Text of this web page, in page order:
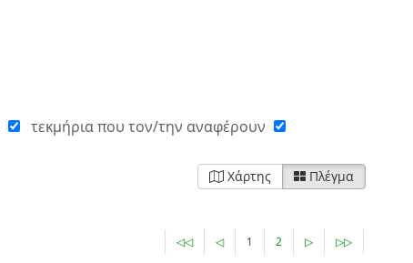
τεκμήρια που τον/την αναφέρουν
Χάρτης Πλέγμα
◁◁ ◁ 1 2 ▷ ▷▷